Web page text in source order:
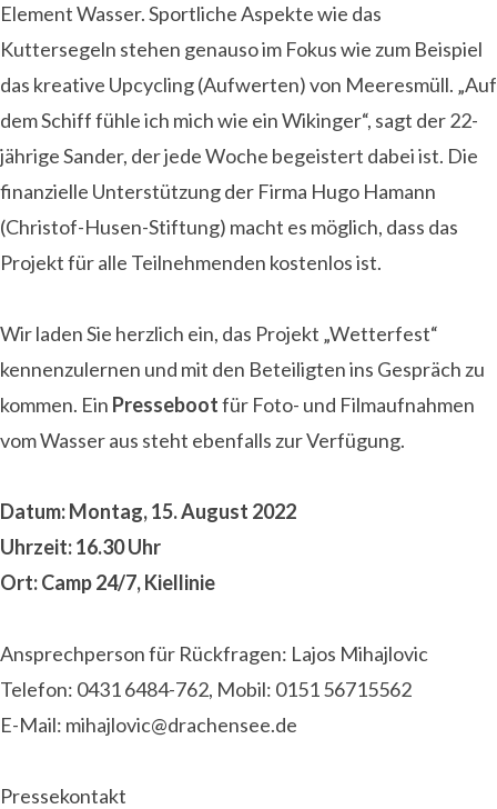
Element Wasser. Sportliche Aspekte wie das
Kuttersegeln stehen genauso im Fokus wie zum Beispiel
das kreative Upcycling (Aufwerten) von Meeresmüll. „Auf
dem Schiff fühle ich mich wie ein Wikinger“, sagt der 22-
jährige Sander, der jede Woche begeistert dabei ist. Die
finanzielle Unterstützung der Firma Hugo Hamann
(Christof-Husen-Stiftung) macht es möglich, dass das
Projekt für alle Teilnehmenden kostenlos ist.
Wir laden Sie herzlich ein, das Projekt „Wetterfest“
kennenzulernen und mit den Beteiligten ins Gespräch zu
kommen. Ein Pressebootfür Foto- und Filmaufnahmen
vom Wasser aus steht ebenfalls zur Verfügung.
Datum: Montag, 15. August 2022
Uhrzeit: 16.30 Uhr
Ort: Camp 24/7, Kiellinie
Ansprechperson für Rückfragen: Lajos Mihajlovic
Telefon: 0431 6484-762, Mobil: 0151 56715562
E-Mail: mihajlovic@drachensee.de
Pressekontakt